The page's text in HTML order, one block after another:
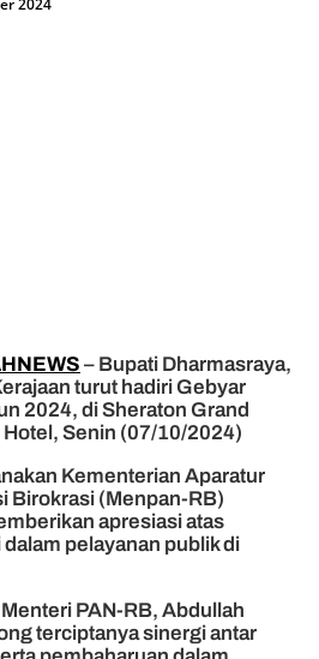
– Bupati Dharmasraya,
turut hadiri Gebyar
2024, di Sheraton Grand
Senin (07/10/2024)
Kementerian Aparatur
Birokrasi (Menpan-RB)
apresiasi atas
pelayanan publik di
PAN-RB, Abdullah
terciptanya sinergi antar